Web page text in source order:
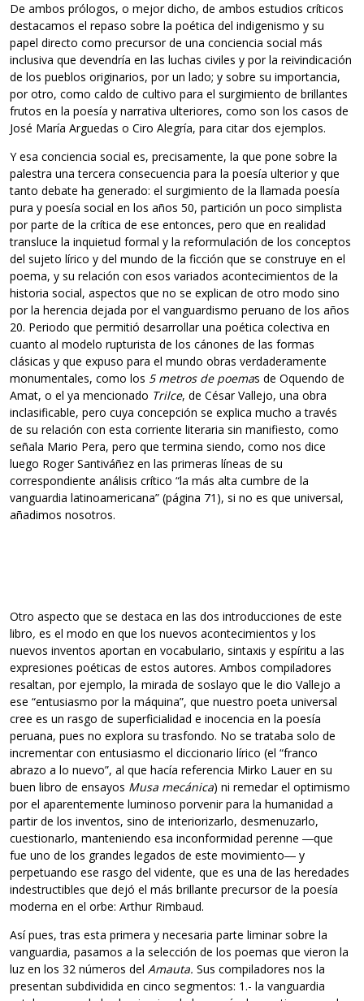
De ambos prólogos, o mejor dicho, de ambos estudios críticos
destacamos el repaso sobre la poética del indigenismo y su
papel directo como precursor de una conciencia social más
inclusiva que devendría en las luchas civiles y por la reivindicación
de los pueblos originarios, por un lado; y sobre su importancia,
por otro, como caldo de cultivo para el surgimiento de brillantes
frutos en la poesía y narrativa ulteriores, como son los casos de
José María Arguedas o Ciro Alegría, para citar dos ejemplos.
Y esa conciencia social es, precisamente, la que pone sobre la
palestra una tercera consecuencia para la poesía ulterior y que
tanto debate ha generado: el surgimiento de la llamada poesía
pura y poesía social en los años 50, partición un poco simplista
por parte de la crítica de ese entonces, pero que en realidad
transluce la inquietud formal y la reformulación de los conceptos
del sujeto lírico y del mundo de la ficción que se construye en el
poema, y su relación con esos variados acontecimientos de la
historia social, aspectos que no se explican de otro modo sino
por la herencia dejada por el vanguardismo peruano de los años
20. Periodo que permitió desarrollar una poética colectiva en
cuanto al modelo rupturista de los cánones de las formas
clásicas y que expuso para el mundo obras verdaderamente
monumentales, como los 5 metros de poemas de Oquendo de
Amat, o el ya mencionado Trilce, de César Vallejo, una obra
inclasificable, pero cuya concepción se explica mucho a través
de su relación con esta corriente literaria sin manifiesto, como
señala Mario Pera, pero que termina siendo, como nos dice
luego Roger Santiváñez en las primeras líneas de su
correspondiente análisis crítico “la más alta cumbre de la
vanguardia latinoamericana” (página 71), si no es que universal,
añadimos nosotros.
Otro aspecto que se destaca en las dos introducciones de este
libro, es el modo en que los nuevos acontecimientos y los
nuevos inventos aportan en vocabulario, sintaxis y espíritu a las
expresiones poéticas de estos autores. Ambos compiladores
resaltan, por ejemplo, la mirada de soslayo que le dio Vallejo a
ese “entusiasmo por la máquina”, que nuestro poeta universal
cree es un rasgo de superficialidad e inocencia en la poesía
peruana, pues no explora su trasfondo. No se trataba solo de
incrementar con entusiasmo el diccionario lírico (el “franco
abrazo a lo nuevo”, al que hacía referencia Mirko Lauer en su
buen libro de ensayos Musa mecánica) ni remedar el optimismo
por el aparentemente luminoso porvenir para la humanidad a
partir de los inventos, sino de interiorizarlo, desmenuzarlo,
cuestionarlo, manteniendo esa inconformidad perenne ―que
fue uno de los grandes legados de este movimiento― y
perpetuando ese rasgo del vidente, que es una de las heredades
indestructibles que dejó el más brillante precursor de la poesía
moderna en el orbe: Arthur Rimbaud.
Así pues, tras esta primera y necesaria parte liminar sobre la
vanguardia, pasamos a la selección de los poemas que vieron la
luz en los 32 números del Amauta. Sus compiladores nos la
presentan subdividida en cinco segmentos: 1.- la vanguardia